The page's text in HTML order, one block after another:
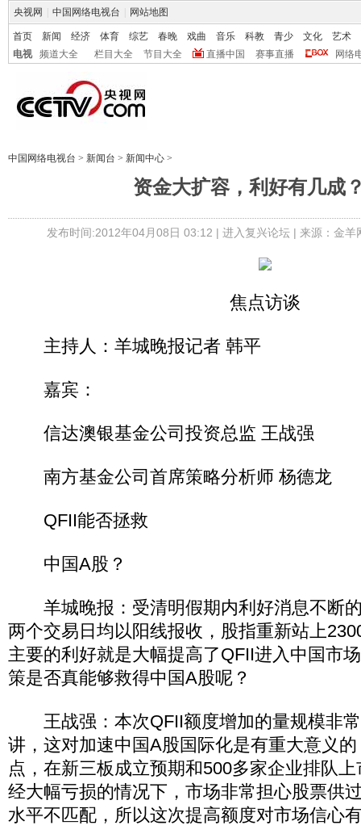
央视网 中国网络电视台 网站地图
首页 新闻 经济 体育 综艺 春晚 戏曲 音乐 科教 青少 文化
艺术
电视
频道大全 栏目大全 节目大全 直播中国 赛事直播 网络
中国网络电视台 > 新闻台 > 新闻中心 >
资金大扩容，利好有几成
发布时间:2012年04月08日 03:12 | 进入复兴论坛 | 来源：金
焦点访谈
主持人：羊城晚报记者 韩平
嘉宾：
信达澳银基金公司投资总监 王战强
南方基金公司首席策略分析师 杨德龙
QFII能否拯救
中国A股？
羊城晚报：受清明假期内利好消息不断
两个交易日均以阳线报收，股指重新站上
主要的利好就是大幅提高了QFII进入中国市
策是否真能够救得中国A股呢？
王战强：本次QFII额度增加的量规模非常
讲，这对加速中国A股国际化是有重大意义
点，在新三板成立预期和500多家企业排队
经大幅亏损的情况下，市场非常担心股票供
水平不匹配，所以这次提高额度对市场信心